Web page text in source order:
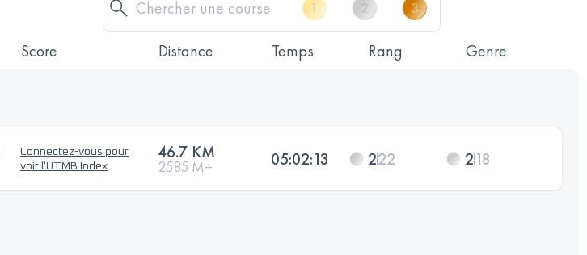
Score Distance Temps Rang Genre
Connectez-vous pour
voir l'UTMB Index
46.7 KM
2585 M+ 05:02:13 222 218